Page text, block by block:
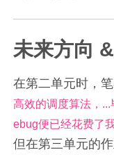
未来方向
在第二单元时，
高效的调度算法，
ebug便已经花费了
但在第三单元的